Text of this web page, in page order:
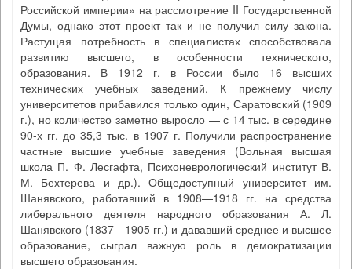
Российской империи» на рассмотрение II Государственной
Думы, однако этот проект так и не получил силу закона.
Растущая потребность в специалистах способствовала
развитию высшего, в особенности технического,
образования. В 1912 г. в России было 16 высших
технических учебных заведений. К прежнему числу
университетов прибавился только один, Саратовский (1909
г.), но количество заметно выросло — с 14 тыс. в середине
90-х гг. до 35,3 тыс. в 1907 г. Получили распространение
частные высшие учебные заведения (Вольная высшая
школа П. Ф. Лесгафта, Психоневрологический институт В.
М. Бехтерева и др.). Общедоступный университет им.
Шанявского, работавший в 1908—1918 гг. на средства
либерального деятеля народного образования А. Л.
Шанявского (1837—1905 гг.) и дававший среднее и высшее
образование, сыграл важную роль в демократизации
высшего образования.